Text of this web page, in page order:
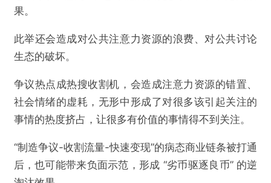
果。
此举还会造成对公共注意力资源的浪费、对公共讨论
生态的破坏。
争议热点成热搜收割机，会造成注意力资源的错置、
社会情绪的虚耗，无形中形成了对很多该引起关注的
事情的热度挤占，让很多有价值的事情得不到关注。
“制造争议-收割流量-快速变现”的病态商业链条被打通
后，也可能带来负面示范，形成 “劣币驱逐良币” 的逆